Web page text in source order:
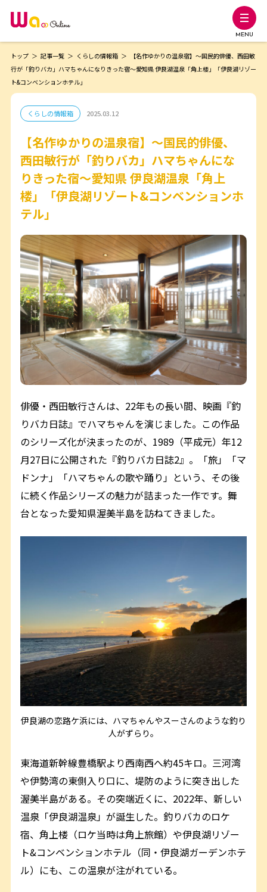
MENU
トップ 記事一覧 くらしの情報箱
【名作ゆかりの温泉宿】～国民的俳優、西田敏
行が「釣りバカ」ハマちゃんになりきった宿～愛知県 伊良湖温泉「角上楼」「伊良湖リゾー
ト&コンベンションホテル」
くらしの情報箱 2025.03.12
【名作ゆかりの温泉宿】～国民的俳優、
西田敏行が「釣りバカ」ハマちゃんにな
りきった宿～愛知県 伊良湖温泉「角上
楼」「伊良湖リゾート&コンベンションホ
テル」
俳優・西田敏行さんは、22年もの長い間、映画『釣
りバカ日誌』でハマちゃんを演じました。この作品
のシリーズ化が決まったのが、1989（平成元）年12
月27日に公開された『釣りバカ日誌2』。「旅」「マ
ドンナ」「ハマちゃんの歌や踊り」という、その後
に続く作品シリーズの魅力が詰まった一作です。舞
台となった愛知県渥美半島を訪ねてきました。
伊良湖の恋路ケ浜には、ハマちゃんやスーさんのような釣り
人がずらり。
東海道新幹線豊橋駅より西南西へ約45キロ。三河湾
や伊勢湾の東側入り口に、堤防のように突き出した
渥美半島がある。その突端近くに、2022年、新しい
温泉「伊良湖温泉」が誕生した。釣りバカのロケ
宿、角上楼（ロケ当時は角上旅館）や伊良湖リゾー
ト&コンベンションホテル（同・伊良湖ガーデンホテ
ル）にも、この温泉が注がれている。